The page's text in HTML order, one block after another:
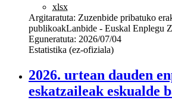
xlsx
Argitaratuta: Zuzenbide pribatuko
publikoakLanbide - Euskal Enplegu
Eguneratuta: 2026/07/04
Estatistika (ez-ofiziala)
2026. urtean dauden
eskatzaileak eskualde